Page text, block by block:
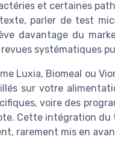
et certaines
parler de test
davantage du
systématiques
Luxia, Biomeal ou
sur votre
voire des
Cette intégration
rarement mis en